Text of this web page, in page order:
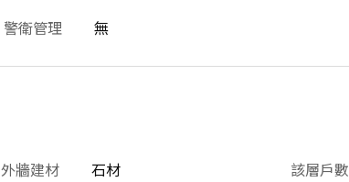
警衛管理 無
外牆建材 石材 該層戶數